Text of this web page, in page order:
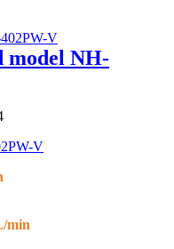
model NH-
V
min